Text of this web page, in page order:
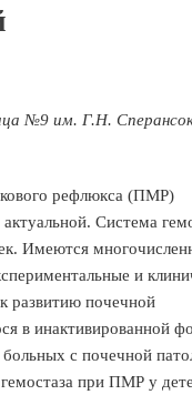
№9 им. Г.Н.
рефлюкса (ПМР)
Система
Имеются
и
развитию почечной
в инактивированной
с почечной
при ПМР у